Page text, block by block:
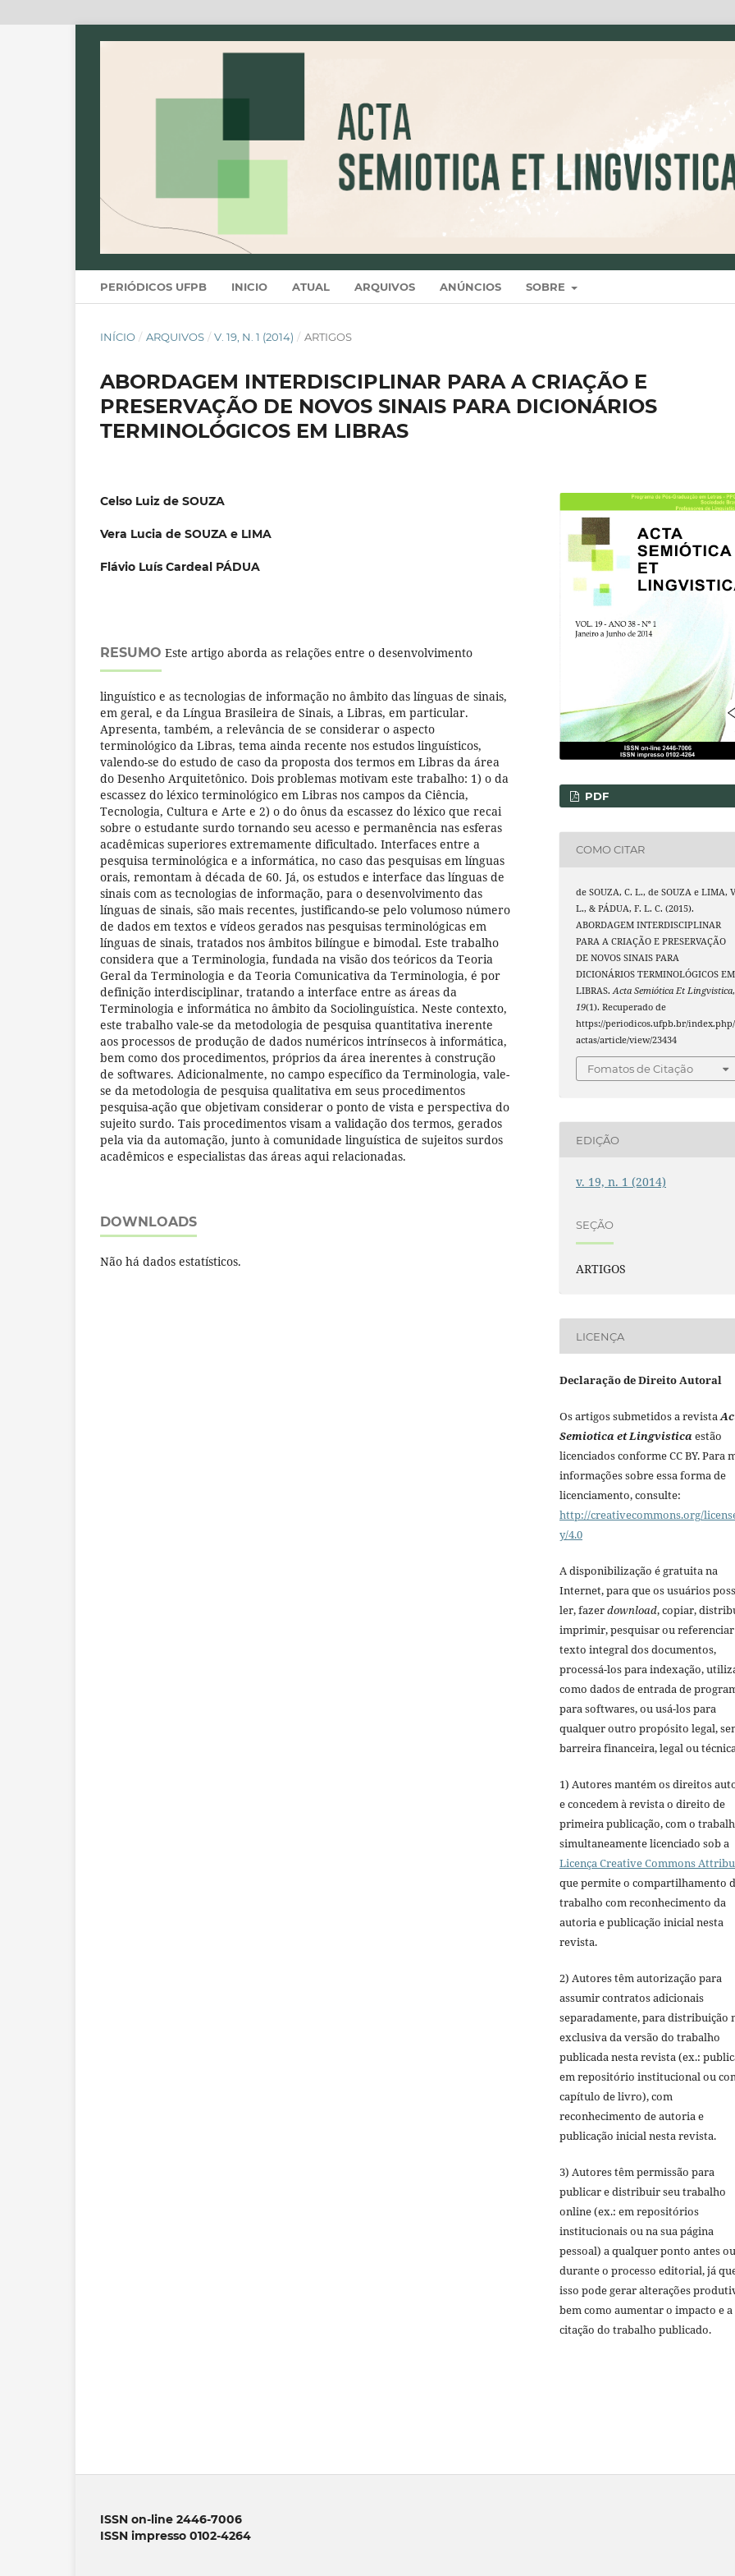
PERIÓDICOS UFPB INICIO ATUAL ARQUIVOS ANÚNCIOS SOBRE
INÍCIO / ARQUIVOS / V. 19, N. 1 (2014) / ARTIGOS
ABORDAGEM INTERDISCIPLINAR PARA A CRIAÇÃO E
PRESERVAÇÃO DE NOVOS SINAIS PARA DICIONÁRIOS
TERMINOLÓGICOS EM LIBRAS
Celso Luiz de SOUZA
Vera Lucia de SOUZA e LIMA
Flávio Luís Cardeal PÁDUA
RESUMO Este artigo aborda as relações entre o desenvolvimento
linguístico e as tecnologias de informação no âmbito das línguas de sinais,
em geral, e da Língua Brasileira de Sinais, a Libras, em particular.
Apresenta, também, a relevância de se considerar o aspecto
terminológico da Libras, tema ainda recente nos estudos linguísticos,
valendo-se do estudo de caso da proposta dos termos em Libras da área
do Desenho Arquitetônico. Dois problemas motivam este trabalho: 1) o da
escassez do léxico terminológico em Libras nos campos da Ciência,
Tecnologia, Cultura e Arte e 2) o do ônus da escassez do léxico que recai
sobre o estudante surdo tornando seu acesso e permanência nas esferas
acadêmicas superiores extremamente dificultado. Interfaces entre a
pesquisa terminológica e a informática, no caso das pesquisas em línguas
orais, remontam à década de 60. Já, os estudos e interface das línguas de
sinais com as tecnologias de informação, para o desenvolvimento das
línguas de sinais, são mais recentes, justificando-se pelo volumoso número
de dados em textos e vídeos gerados nas pesquisas terminológicas em
línguas de sinais, tratados nos âmbitos bilíngue e bimodal. Este trabalho
considera que a Terminologia, fundada na visão dos teóricos da Teoria
Geral da Terminologia e da Teoria Comunicativa da Terminologia, é por
definição interdisciplinar, tratando a interface entre as áreas da
Terminologia e informática no âmbito da Sociolinguística. Neste contexto,
este trabalho vale-se da metodologia de pesquisa quantitativa inerente
aos processos de produção de dados numéricos intrínsecos à informática,
bem como dos procedimentos, próprios da área inerentes à construção
de softwares. Adicionalmente, no campo específico da Terminologia, vale-
se da metodologia de pesquisa qualitativa em seus procedimentos
pesquisa-ação que objetivam considerar o ponto de vista e perspectiva do
sujeito surdo. Tais procedimentos visam a validação dos termos, gerados
pela via da automação, junto à comunidade linguística de sujeitos surdos
acadêmicos e especialistas das áreas aqui relacionadas.
DOWNLOADS
Não há dados estatísticos.
PDF
COMO CITAR
de SOUZA, C. L., de SOUZA e LIMA,
L., & PÁDUA, F. L. C. (2015).
ABORDAGEM INTERDISCIPLINAR
PARA A CRIAÇÃO E PRESERVAÇÃO
DE NOVOS SINAIS PARA
DICIONÁRIOS TERMINOLÓGICOS EM
LIBRAS.Acta Semiótica Et Lingvistica,
19(1). Recuperado de
https://periodicos.ufpb.br/index.php/
actas/article/view/23434
Fomatos de Citação
EDIÇÃO
v. 19, n. 1 (2014)
SEÇÃO
ARTIGOS
LICENÇA
Declaração de Direito Autoral
Os artigos submetidos a revista
Semiotica et Lingvistica estão
licenciados conforme CC BY. Para
informações sobre essa forma de
licenciamento, consulte:
http://creativecommons.org/
y/4.0
A disponibilização é gratuita na
Internet, para que os usuários
ler, fazerdownload, copiar,
imprimir, pesquisar ou
texto integral dos documentos,
processá-los para indexação,
como dados de entrada de
para softwares, ou usá-los para
qualquer outro propósito legal,
barreira financeira, legal ou
1) Autores mantém os direitos
e concedem à revista o direito de
primeira publicação, com o
simultaneamente licenciado sob a
Licença Creative Commons
que permite o compartilhamento
trabalho com reconhecimento da
autoria e publicação inicial nesta
revista.
2) Autores têm autorização para
assumir contratos adicionais
separadamente, para distribuição
exclusiva da versão do trabalho
publicada nesta revista (ex.:
em repositório institucional ou
capítulo de livro), com
reconhecimento de autoria e
publicação inicial nesta revista.
3) Autores têm permissão para
publicar e distribuir seu trabalho
online (ex.: em repositórios
institucionais ou na sua página
pessoal) a qualquer ponto antes ou
durante o processo editorial, já
isso pode gerar alterações
bem como aumentar o impacto e a
citação do trabalho publicado.
ISSN on-line 2446-7006
ISSN impresso 0102-4264